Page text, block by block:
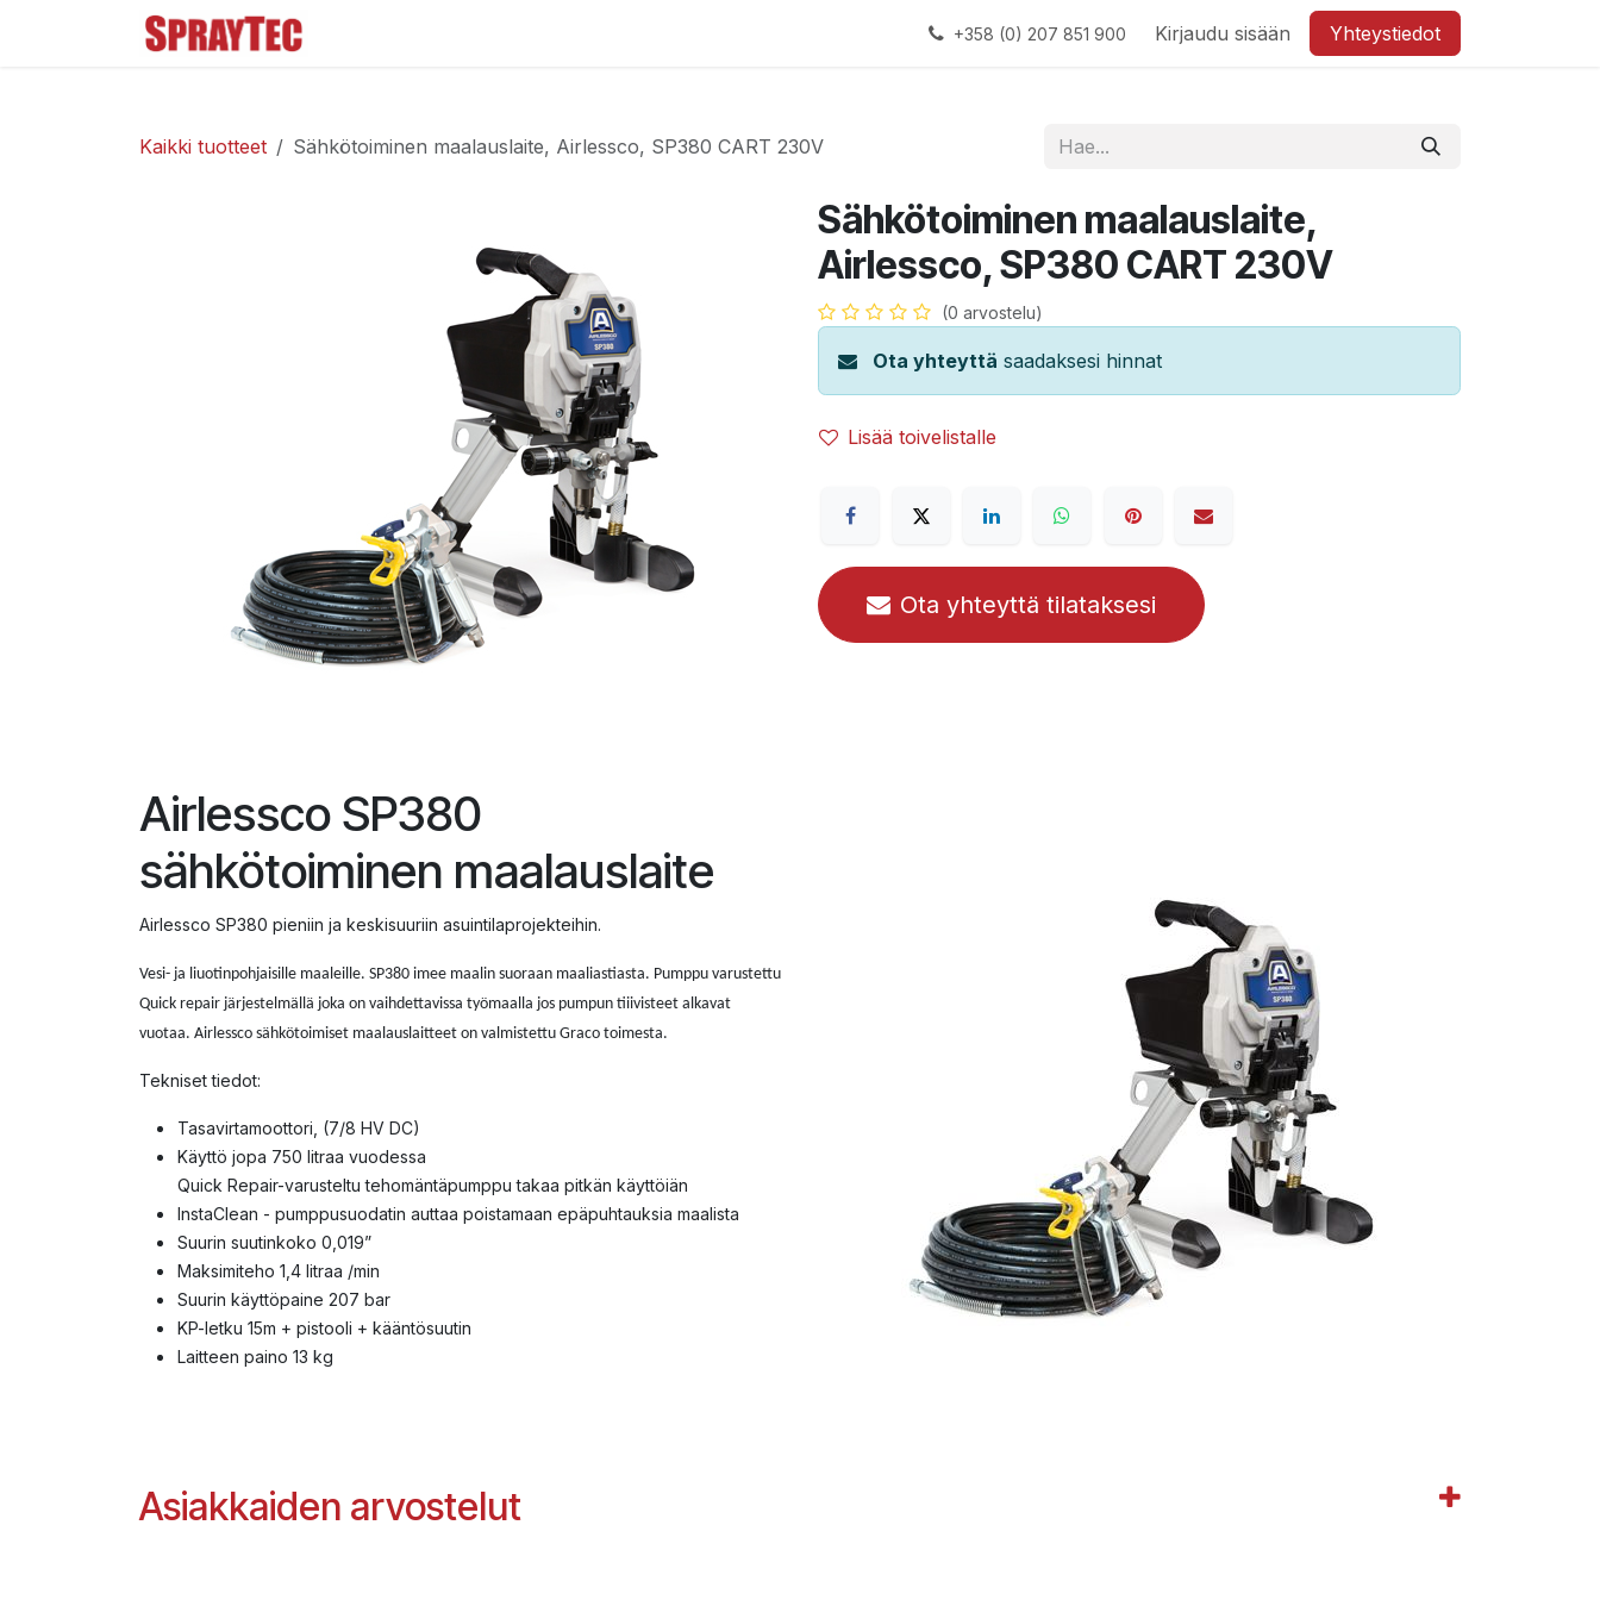
+358 (0) 207 851 900 Kirjaudu sisään Yhteystiedot
Kaikki tuotteet Sähkötoiminen maalauslaite, Airlessco, SP380 CART 230V
Sähkötoiminen maalauslaite,
Airlessco, SP380 CART 230V
(0 arvostelu)
Ota yhteyttä saadaksesi hinnat
Lisää toivelistalle
Ota yhteyttä tilataksesi
Airlessco SP380
sähkötoiminen maalauslaite
Airlessco SP380 pieniin ja keskisuuriin asuintilaprojekteihin.
Vesi- ja liuotinpohjaisille maaleille. SP380 imee maalin suoraan maaliastiasta. Pumppu varustettu
Quick repair järjestelmällä joka on vaihdettavissa työmaalla jos pumpun tiiivisteet alkavat
vuotaa. Airlessco sähkötoimiset maalauslaitteet on valmistettu Graco toimesta.
Tekniset tiedot:
Tasavirtamoottori, (7/8 HV DC)
Käyttö jopa 750 litraa vuodessa
Quick Repair-varusteltu tehomäntäpumppu takaa pitkän käyttöiän
InstaClean - pumppusuodatin auttaa poistamaan epäpuhtauksia maalista
Suurin suutinkoko 0,019”
Maksimiteho 1,4 litraa /min
Suurin käyttöpaine 207 bar
KP-letku 15m + pistooli + kääntösuutin
Laitteen paino 13 kg
Asiakkaiden arvostelut